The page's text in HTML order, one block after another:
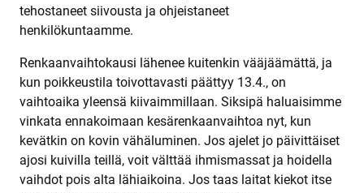
tehostaneet siivousta ja ohjeistaneet
henkilökuntaamme.
Renkaanvaihtokausi lähenee kuitenkin vääjäämättä, ja
kun poikkeustila toivottavasti päättyy 13.4., on
vaihtoaika yleensä kiivaimmillaan. Siksipä haluaisimme
vinkata ennakoimaan kesärenkaanvaihtoa nyt, kun
kevätkin on kovin vähäluminen. Jos ajelet jo päivittäiset
ajosi kuivilla teillä, voit välttää ihmismassat ja hoidella
vaihdot pois alta lähiaikoina. Jos taas laitat kiekot itse